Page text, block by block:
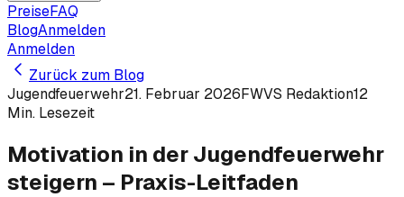
PreiseFAQ
BlogAnmelden
Anmelden
Zurück zum Blog
Jugendfeuerwehr21. Februar 2026FWVS Redaktion12
Min. Lesezeit
Motivation in der Jugendfeuerwehr
steigern – Praxis-Leitfaden